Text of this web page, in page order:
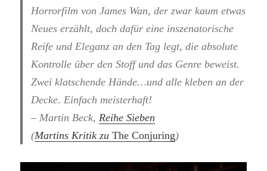
Horrorfilm von James Wan, der zwar kaum etwas
Neues erzählt, doch dafür eine inszenatorische
Reife und Eleganz an den Tag legt, die absolute
Kontrolle über den Stoff und das Genre beweist.
Zwei klatschende Hände…und alle kleben an der
Decke. Einfach meisterhaft!
– Martin Beck,Reihe Sieben
(Martins Kritik zuThe Conjuring)